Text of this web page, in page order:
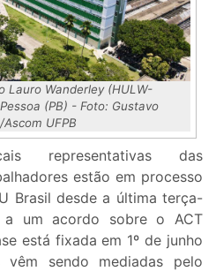
Lauro Wanderley (HULW-
(PB) - Foto: Gustavo
Ascom UFPB
representativas das
estão em processo
Brasil desde a última terça-
um acordo sobre o ACT
está fixada em 1º de junho
sendo mediadas pelo